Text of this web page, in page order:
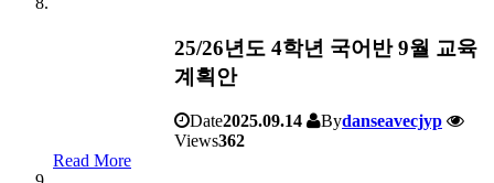
25/26년도 4학년 국어반 9월 교육
계획안
Date2025.09.14 Bydanseavecjyp
Views362
Read More